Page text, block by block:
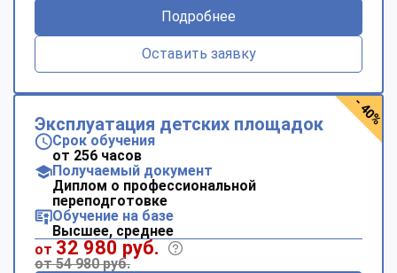
Подробнее
Оставить заявку
Эксплуатация детских площадок
Срок обучения
от 256 часов
Получаемый документ
Диплом о профессиональной
переподготовке
Обучение на базе
Высшее, среднее
от 32 980 руб.
от 54 980 руб.
- 40%